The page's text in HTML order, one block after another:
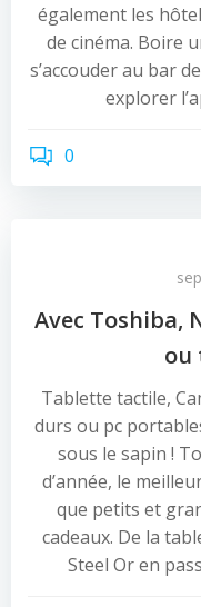
également les
de cinéma. Boire
s’accouder au bar
explorer
0
Avec Toshiba,
ou
Tablette tactile,
durs ou pc
sous le sapin !
d’année, le
que petits et
cadeaux. De la
Steel Or en